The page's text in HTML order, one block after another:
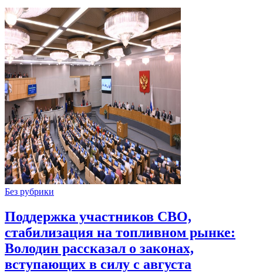
Без рубрики
Поддержка участников СВО,
стабилизация на топливном рынке:
Володин рассказал о законах,
вступающих в силу с августа